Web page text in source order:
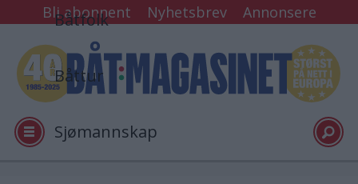
Bli abonnent Nyhetsbrev Annonsere
Båtfolk
Båttur
Sjømannskap